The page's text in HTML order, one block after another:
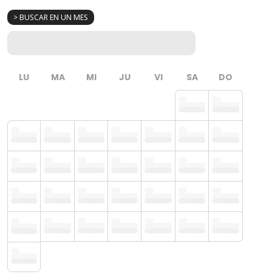
> BUSCAR EN UN MES
LU MA MI JU VI SA DO